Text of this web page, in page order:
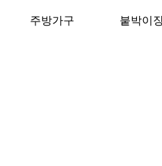
주방가구 붙박이